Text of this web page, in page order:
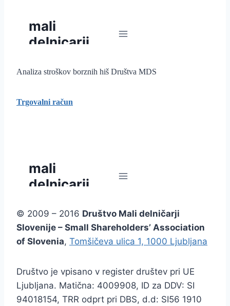
Analiza stroškov borznih hiš Društva MDS
Trgovalni račun
© 2009 – 2016 Društvo Mali delničarji
Slovenije – Small Shareholders’ Association
of Slovenia, Tomšičeva ulica 1, 1000 Ljubljana
Društvo je vpisano v register društev pri UE
Ljubljana. Matična: 4009908, ID za DDV: SI
94018154, TRR odprt pri DBS, d.d: SI56 1910